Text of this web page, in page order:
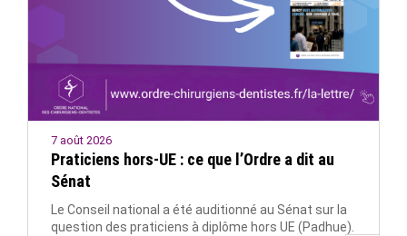
7 août 2026
Praticiens hors-UE : ce que l’Ordre a dit au
Sénat
Le Conseil national a été auditionné au Sénat sur la
question des praticiens à diplôme hors UE (Padhue).